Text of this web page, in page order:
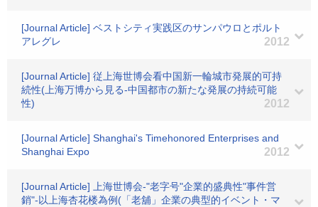
[Journal Article] ベストシティ実践区のサンパウロとポルト
アレグレ
2012
[Journal Article] 従上海世博会看中国新一輪城市発展的可持
続性(上海万博から見る-中国都市の新たな発展の持続可能
性)
2012
[Journal Article] Shanghai's Timehonored Enterprises and
Shanghai Expo
2012
[Journal Article] 上海世博会-"老字号"企業的盛典性"事件営
銷"-以上海杏花楼為例(「老舖」企業の典型的イベント・マ